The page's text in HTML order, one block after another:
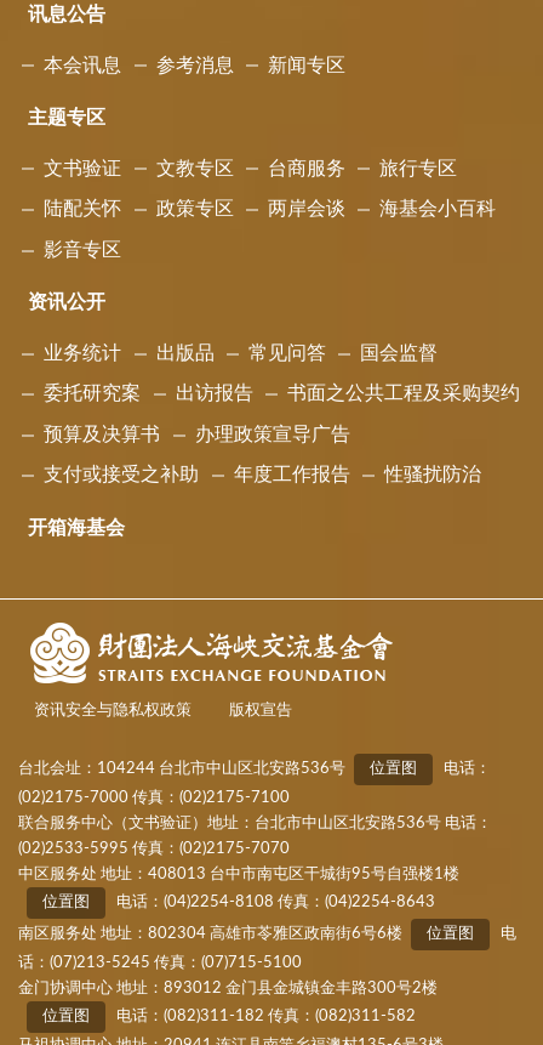
讯息公告
本会讯息 参考消息 新闻专区
主题专区
文书验证 文教专区 台商服务 旅行专区
陆配关怀 政策专区 两岸会谈 海基会小百科
影音专区
资讯公开
业务统计 出版品 常见问答 国会监督
委托研究案 出访报告 书面之公共工程及采购契约
预算及决算书 办理政策宣导广告
支付或接受之补助 年度工作报告 性骚扰防治
开箱海基会
资讯安全与隐私权政策 版权宣告
台北会址：104244 台北市中山区北安路536号 位置图
电话：
(02)2175-7000 传真：(02)2175-7100
联合服务中心（文书验证）地址：台北市中山区北安路536号 电话：
(02)2533-5995 传真：(02)2175-7070
中区服务处 地址：408013 台中市南屯区干城街95号自强楼1楼
位置图
电话：(04)2254-8108 传真：(04)2254-8643
南区服务处 地址：802304 高雄市苓雅区政南街6号6楼
位置图
电
话：(07)213-5245 传真：(07)715-5100
金门协调中心 地址：893012 金门县金城镇金丰路300号2楼
位置图
电话：(082)311-182 传真：(082)311-582